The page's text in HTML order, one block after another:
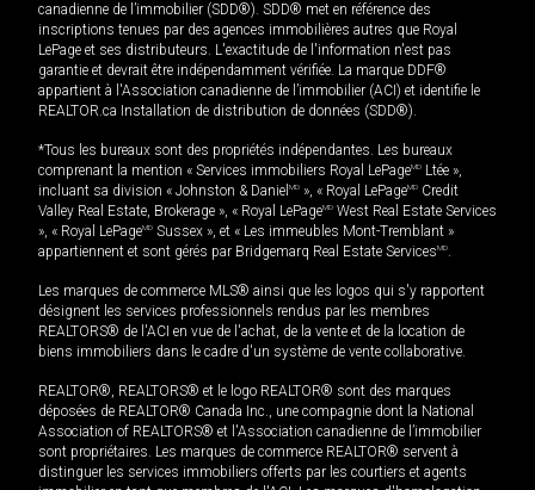
canadienne de l’immobilier (SDD®). SDD® met en référence des
inscriptions tenues par des agences immobilières autres que Royal
LePage et ses distributeurs. L'exactitude de l'information n'est pas
garantie et devrait être indépendamment vérifiée. La marque DDF®
appartient à l'Association canadienne de l’immobilier (ACI) et identifie le
REALTOR.ca Installation de distribution de données (SDD®).
*Tous les bureaux sont des propriétés indépendantes. Les bureaux
comprenant la mention « Services immobiliers Royal LePageMD Ltée »,
incluant sa division « Johnston & Daniel MD », « Royal LePageMD Credit
Valley Real Estate, Brokerage », « Royal LePageMD West Real Estate Services
», « Royal LePageMD Sussex », et « Les immeubles Mont-Tremblant »
appartiennent et sont gérés par Bridgemarq Real Estate ServicesMD.
Les marques de commerce MLS® ainsi que les logos qui s'y rapportent
désignent les services professionnels rendus par les membres
REALTORS® de l'ACI en vue de l'achat, de la vente et de la location de
biens immobiliers dans le cadre d'un système de vente collaborative.
REALTOR®, REALTORS® et le logo REALTOR® sont des marques
déposées de REALTOR® Canada Inc., une compagnie dont la National
Association of REALTORS® et l'Association canadienne de l’immobilier
sont propriétaires. Les marques de commerce REALTOR® servent à
distinguer les services immobiliers offerts par les courtiers et agents